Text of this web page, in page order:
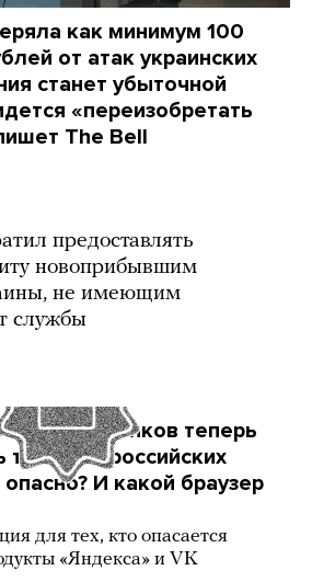
как минимум 100
от атак украинских
станет убыточной
«переизобретать
The Bell
предоставлять
новоприбывшим
не имеющим
службы
других банков теперь
в российских
И какой браузер
для тех, кто опасается
«Яндекса» и VK